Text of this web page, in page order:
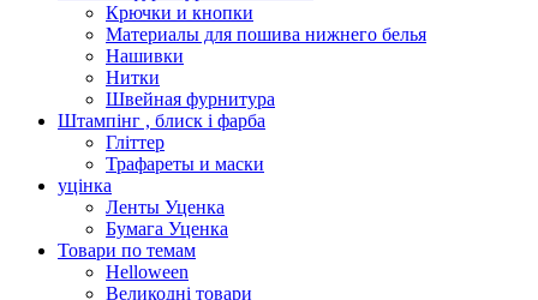
Крючки и кнопки
Материалы для пошива нижнего белья
Нашивки
Нитки
Швейная фурнитура
Штампінг , блиск і фарба
Гліттер
Трафареты и маски
уцінка
Ленты Уценка
Бумага Уценка
Товари по темам
Helloween
Великодні товари